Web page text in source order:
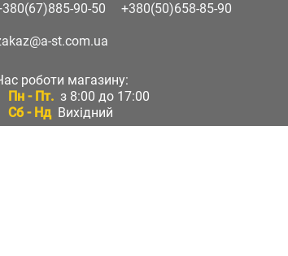
90-50 +380(50)658-85-90
st.com.ua
роботи магазину:
Пн - Пт. з 8:00 до 17:00
Сб - Нд Вихідний